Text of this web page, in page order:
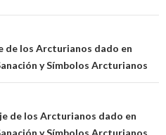
de los Arcturianos dado en
y Símbolos Arcturianos
de los Arcturianos dado en